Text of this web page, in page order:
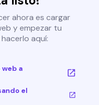
ahora es cargar
y empezar tu
aquí:
a
el